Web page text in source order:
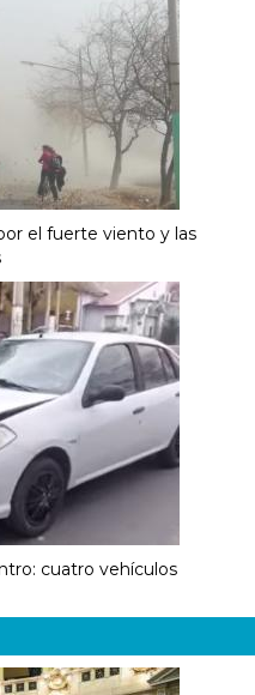
el fuerte viento y las
cuatro vehículos